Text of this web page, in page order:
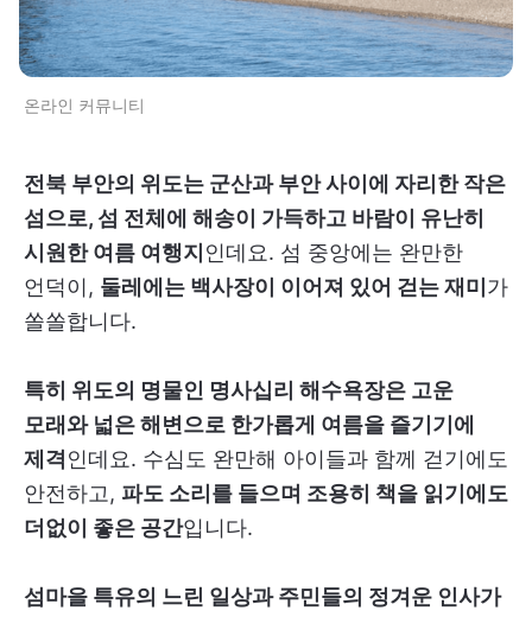
온라인 커뮤니티
전북 부안의 위도는 군산과 부안 사이에 자리한 작은
섬으로, 섬 전체에 해송이 가득하고 바람이 유난히
시원한 여름 여행지 인데요. 섬 중앙에는 완만한
언덕이, 둘레에는 백사장이 이어져 있어 걷는 재미 가
쏠쏠합니다.
특히 위도의 명물인 명사십리 해수욕장은 고운
모래와 넓은 해변으로 한가롭게 여름을 즐기기에
제격 인데요. 수심도 완만해 아이들과 함께 걷기에도
안전하고, 파도 소리를 들으며 조용히 책을 읽기에도
더없이 좋은 공간입니다.
섬마을 특유의 느린 일상과 주민들의 정겨운 인사가